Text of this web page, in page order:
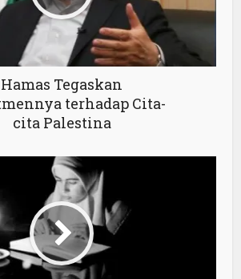
Hamas Tegaskan
terhadap Cita-
cita Palestina